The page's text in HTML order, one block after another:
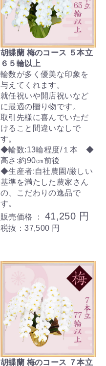
胡蝶蘭 梅のコース ５本立
６５輪以上
輪数が多く優美な印象を
与えてくれます。
就任祝いや開店祝いなど
に最適の贈り物です。
取引先様に喜んでいただ
けること間違いなしで
す。
◆輪数:13輪程度/１本 ◆
高さ:約90㎝前後
◆生産者:自社農園/厳しい
基準を満たした農家さん
の、こだわりの逸品で
す。
販売価格 ： 41,250 円
税抜：37,500 円
胡蝶蘭 梅のコース ７本立